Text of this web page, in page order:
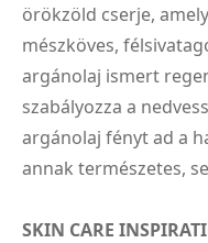
örökzöld cserje,
mészköves,
argánolaj ismert
szabályozza a
argánolaj fényt ad a
annak természetes,
SKIN CARE